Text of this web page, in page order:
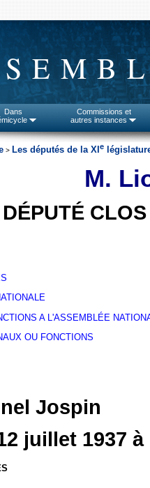
Dans
Commissions et
autres instances
> Les députés de la XI e
M.
CLOS
A L'ASSEMBLÉE
OU FONCTIONS
Jospin
juillet 1937